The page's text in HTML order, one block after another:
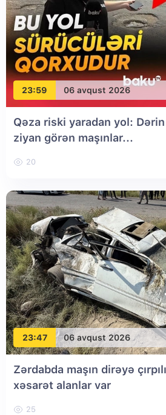
23:59 06 avqust 2026
Qəza riski yaradan yol:
ziyan görən maşınlar...
20
23:47 06 avqust 2026
Zərdabda maşın dirəyə
xəsarət alanlar var
25